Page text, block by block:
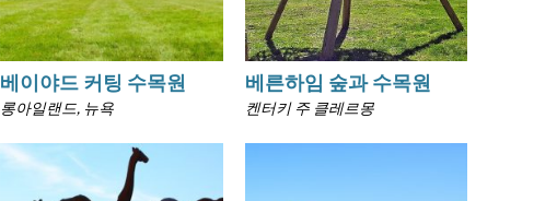
베이야드 커팅 수목원
롱아일랜드, 뉴욕
베른하임 숲과 수목원
켄터키 주 클레르몽